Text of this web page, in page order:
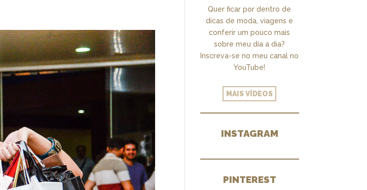
Quer ficar por dentro de
dicas de moda, viagens e
conferir um pouco mais
sobre meu dia a dia?
Inscreva-se no meu canal no
YouTube!
MAIS VÍDEOS
INSTAGRAM
PINTEREST